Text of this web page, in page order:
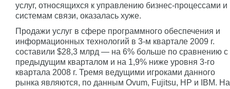
услуг, относящихся к управлению бизнес-процессами и
системам связи, оказалась хуже.
Продажи услуг в сфере программного обеспечения и
информационных технологий в 3-м квартале 2009 г.
составили $28,3 млрд — на 6% больше по сравнению с
предыдущим кварталом и на 1,9% ниже уровня 3-го
квартала 2008 г. Тремя ведущими игроками данного
рынка являются, по данным Ovum, Fujitsu, HP и IBM. На